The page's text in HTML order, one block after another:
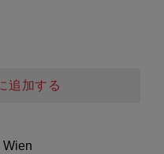
追加する
Wien